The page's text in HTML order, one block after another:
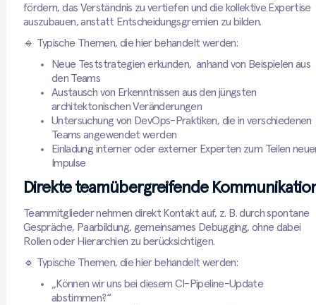
fördern, das Verständnis zu vertiefen und die kollektive Expertise
auszubauen, anstatt Entscheidungsgremien zu bilden.
🔹 Typische Themen, die hier behandelt werden:
Neue Teststrategien erkunden, anhand von Beispielen aus
den Teams
Austausch von Erkenntnissen aus den jüngsten
architektonischen Veränderungen
Untersuchung von DevOps-Praktiken, die in verschiedenen
Teams angewendet werden
Einladung interner oder externer Experten zum Teilen
Impulse
Direkte teamübergreifende
Teammitglieder nehmen direkt Kontakt auf, z. B. durch spontane
Gespräche, Paarbildung, gemeinsames Debugging, ohne dabei
Rollen oder Hierarchien zu berücksichtigen.
🔹 Typische Themen, die hier behandelt werden:
„Können wir uns bei diesem CI-Pipeline-Update
abstimmen?“